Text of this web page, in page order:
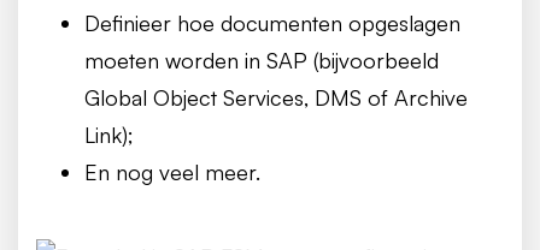
Definieer hoe documenten opgeslagen
moeten worden in SAP (bijvoorbeeld
Global Object Services, DMS of Archive
Link);
En nog veel meer.